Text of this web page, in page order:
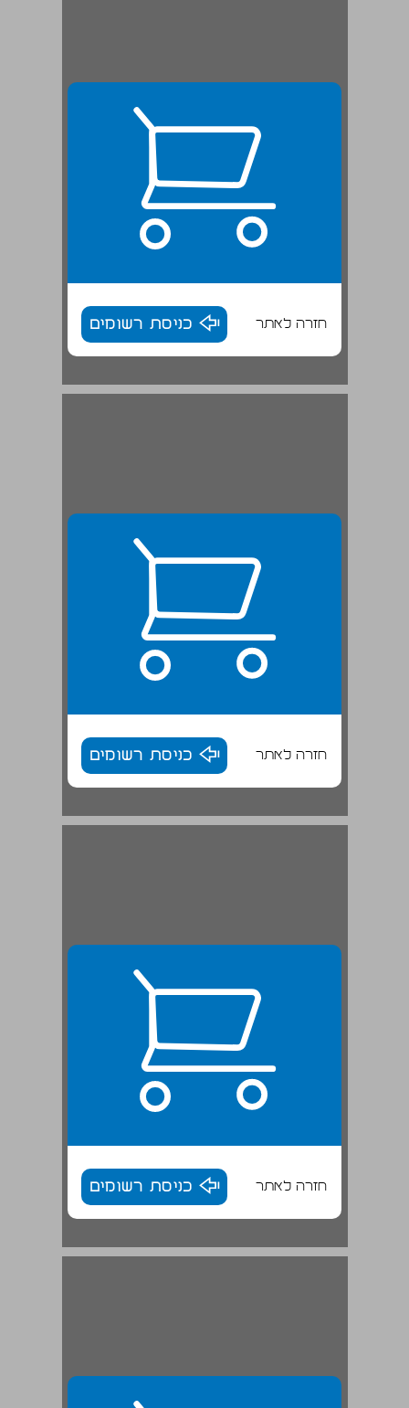
חזרה לאתר כניסת רשומים
חזרה לאתר כניסת רשומים
חזרה לאתר כניסת רשומים